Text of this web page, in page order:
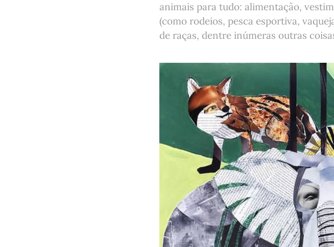
animais para tudo: alimentação,
(como rodeios, pesca esportiva,
de raças, dentre inúmeras outras